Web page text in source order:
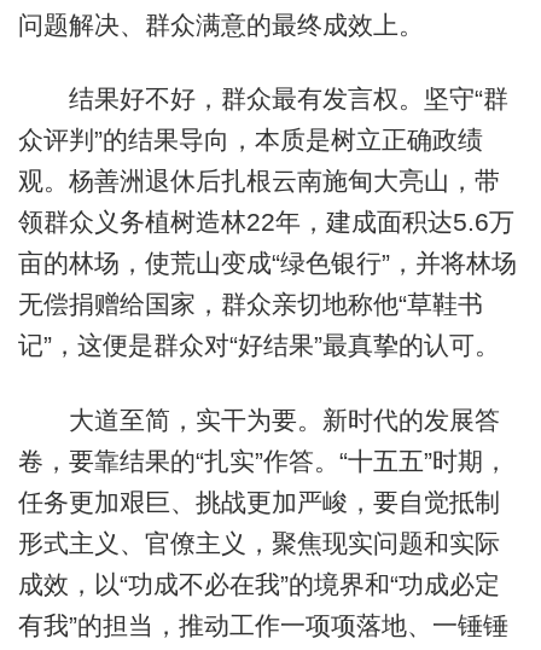
问题解决、群众满意的最终成效上。
结果好不好，群众最有发言权。坚守“群
众评判”的结果导向，本质是树立正确政绩
观。杨善洲退休后扎根云南施甸大亮山，带
领群众义务植树造林22年，建成面积达5.6万
亩的林场，使荒山变成“绿色银行”，并将林场
无偿捐赠给国家，群众亲切地称他“草鞋书
记”，这便是群众对“好结果”最真挚的认可。
大道至简，实干为要。新时代的发展答
卷，要靠结果的“扎实”作答。“十五五”时期，
任务更加艰巨、挑战更加严峻，要自觉抵制
形式主义、官僚主义，聚焦现实问题和实际
成效，以“功成不必在我”的境界和“功成必定
有我”的担当，推动工作一项项落地、一锤锤